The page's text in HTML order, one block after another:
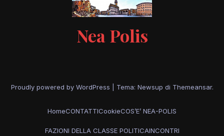
Nea Polis
Proudly powered by WordPress Tema: Newsup di Themeansar.
HomeCONTATTICookieCOS’E’ NEA-POLIS
FAZIONI DELLA CLASSE POLITICAINCONTRI